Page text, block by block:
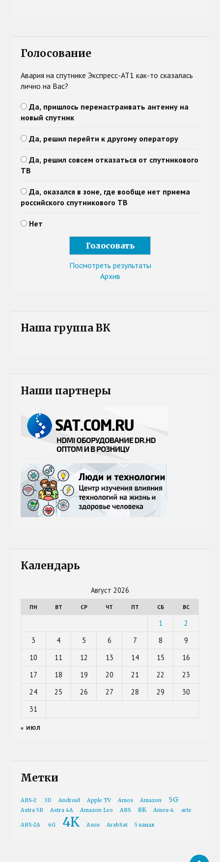
Голосование
Авария на спутнике Экспресс-АТ1 как-то сказалась
лично на Вас?
Да, пришлось перенастраивать антенну на
новый спутник
Да, решил перейти к другому оператору
Да, решил совсем отказаться от спутникового
ТВ
Да, оказался в зоне, где вообще нет приема
российского спутникового ТВ
Нет
Посмотреть результаты
Архив
Наша группа ВК
Наши партнеры
Календарь
Август 2026
ПН ВТ СР ЧТ ПТ СБ ВС
1
2
3
4 5 6 7 8
9
10
11 12 13 14 15
16
17
18 19 20 21 22
23
24
25 26 27 28 29
30
31
« ИЮЛ
Метки
ABS-2 3D Android Apple TV Amos Amazon 5G
Astra 5B Astra 4A Amazon Leo ABS 8K Amos-4 arte
ABS-2A 6G 4K Asus ArabSat 5 канал